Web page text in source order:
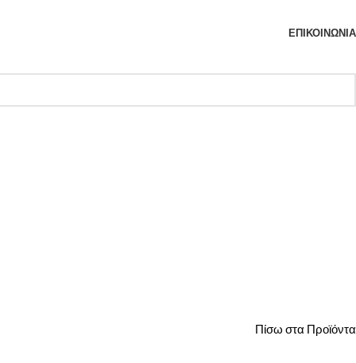
ΕΠΙΚΟΙΝΩΝΊΑ
Πίσω στα Προϊόντα